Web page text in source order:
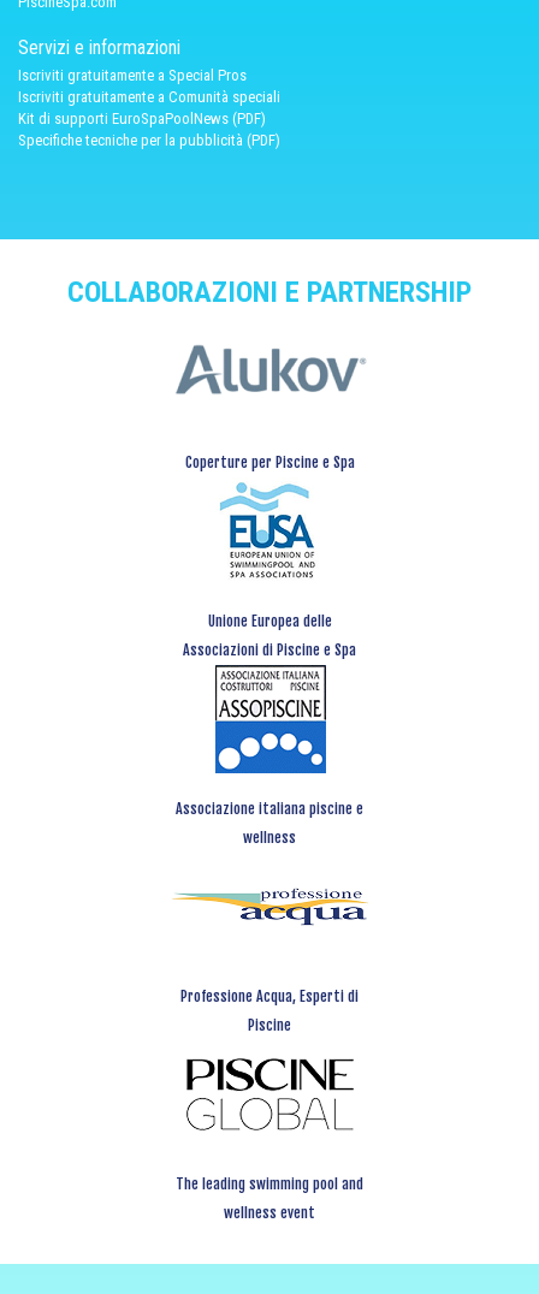
Servizi e informazioni
Iscriviti gratuitamente a Special Pros
Iscriviti gratuitamente a Comunità speciali
Kit di supporti EuroSpaPoolNews (PDF)
Specifiche tecniche per la pubblicità (PDF)
COLLABORAZIONI E PARTNERSHIP
Coperture per Piscine e Spa
Unione Europea delle
Associazioni di Piscine e Spa
Associazione italiana piscine e
wellness
Professione Acqua, Esperti di
Piscine
The leading swimming pool and
wellness event